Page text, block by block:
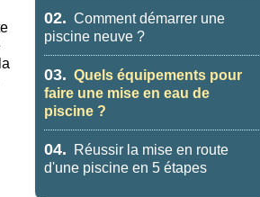
02. Comment démarrer une
piscine neuve ?
03. Quels équipements pour
faire une mise en eau de
piscine ?
04.
Réussir la mise en route
d'une piscine en 5 étapes